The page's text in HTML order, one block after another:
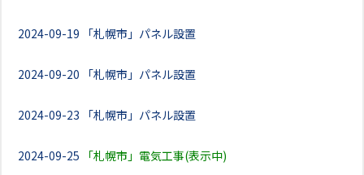
2024-09-19 「札幌市」パネル設置
2024-09-20 「札幌市」パネル設置
2024-09-23 「札幌市」パネル設置
2024-09-25 「札幌市」電気工事(表示中)